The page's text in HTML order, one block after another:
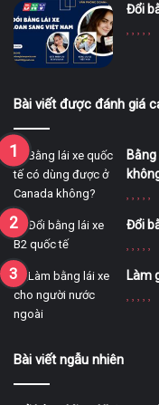
Đổi
Bài viết được đánh giá
Đổi
Làm
Bài viết ngẫu nhiên